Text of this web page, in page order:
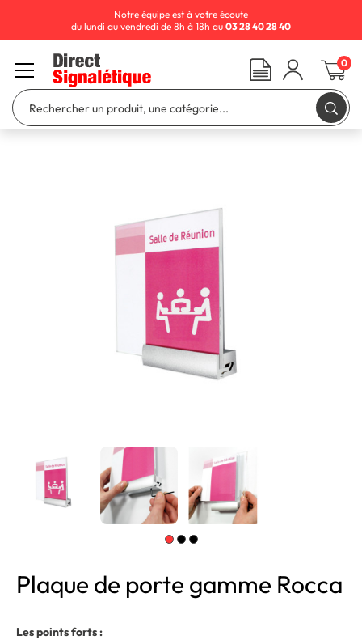
Plaque de porte gamme Rocca
Les points forts :
Notre équipe est à votre écoute
du lundi au vendredi de 8h à 18h au 03 28 40 28 40
0